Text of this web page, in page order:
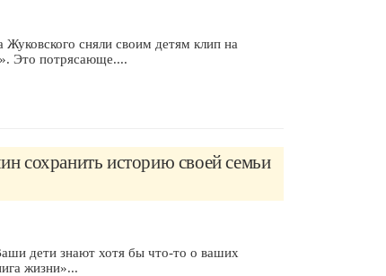
сняли своим детям клип на
Это потрясающе....
сохранить историю своей семьи
дети знают хотя бы что-то о ваших
жизни»...